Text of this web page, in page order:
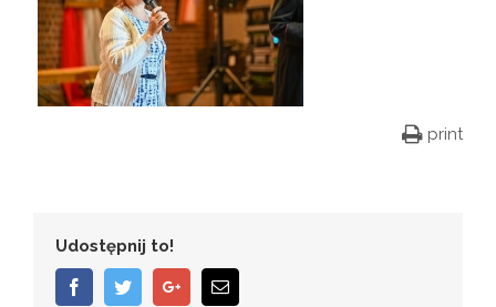
print
Udostępnij to!
FacebookTwitterGoogle+Email